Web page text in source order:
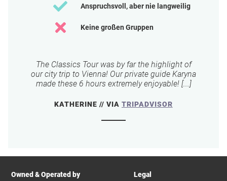
Anspruchsvoll, aber nie langweilig
Keine großen Gruppen
The Classics Tour was by far the highlight of
our city trip to Vienna! Our private guide Karyna
made these 6 hours extremely enjoyable! [...]
KATHERINE // VIA TRIPADVISOR
Owned & Operated by Legal